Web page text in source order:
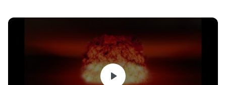
Trecho do livro: "As relações dos países após a grande
guerra mundial de 2.030 a 2.036 se tornaram multipolar e
todos adquiriram o direito de voto na ONU. O Brasil se
tornou uma potência da paz, mas as forças armadas foram
potencializadas e contava com excelente sistema de